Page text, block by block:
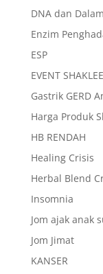
DNA dan
Enzim
ESP
EVENT SHAKLEE
Gastrik GERD
Harga Produk
HB RENDAH
Healing Crisis
Herbal Blend
Insomnia
Jom ajak anak
Jom Jimat
KANSER